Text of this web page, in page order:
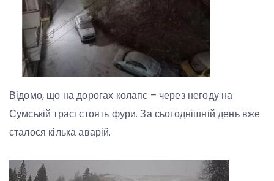
Відомо, що на дорогах колапс – через негоду на
Сумській трасі стоять фури. За сьогоднішній день вже
сталося кілька аварій.